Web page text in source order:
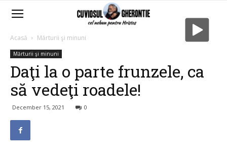
Acasă Mărturii şi minuni
Mărturii şi minuni
Daţi la o parte frunzele, ca
să vedeţi roadele!
December 15, 2021 0